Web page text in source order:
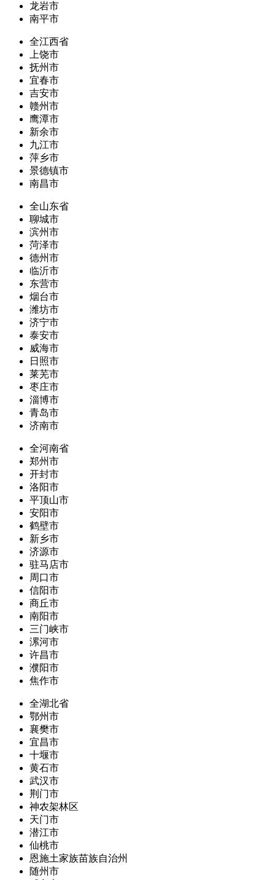
龙岩市
南平市
全江西省
上饶市
抚州市
宜春市
吉安市
赣州市
鹰潭市
新余市
九江市
萍乡市
景德镇市
南昌市
全山东省
聊城市
滨州市
菏泽市
德州市
临沂市
东营市
烟台市
潍坊市
济宁市
泰安市
威海市
日照市
莱芜市
枣庄市
淄博市
青岛市
济南市
全河南省
郑州市
开封市
洛阳市
平顶山市
安阳市
鹤壁市
新乡市
济源市
驻马店市
周口市
信阳市
商丘市
南阳市
三门峡市
漯河市
许昌市
濮阳市
焦作市
全湖北省
鄂州市
襄樊市
宜昌市
十堰市
黄石市
武汉市
荆门市
神农架林区
天门市
潜江市
仙桃市
恩施土家族苗族自治州
随州市